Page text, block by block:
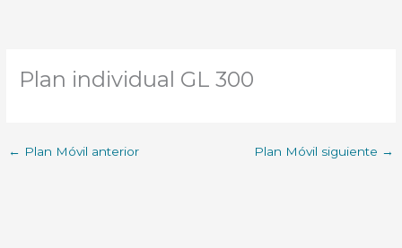
Plan individual GL 300
← Plan Móvil anterior Plan Móvil siguiente →